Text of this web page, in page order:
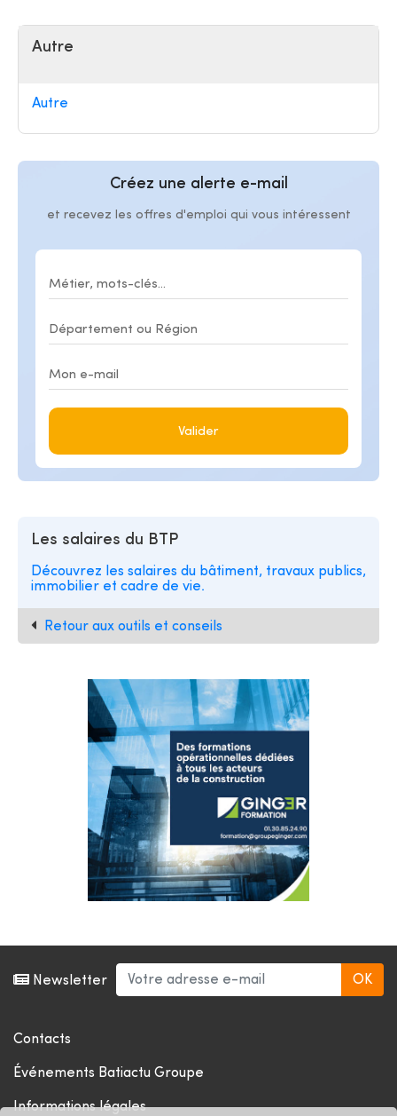
Autre
Autre
Créez une alerte e-mail
et recevez les offres d'emploi qui vous intéressent
Valider
Les salaires du BTP
Découvrez les salaires du bâtiment, travaux publics,
immobilier et cadre de vie.
Retour aux outils et conseils
Newsletter
Contacts
Événements Batiactu Groupe
Informations légales